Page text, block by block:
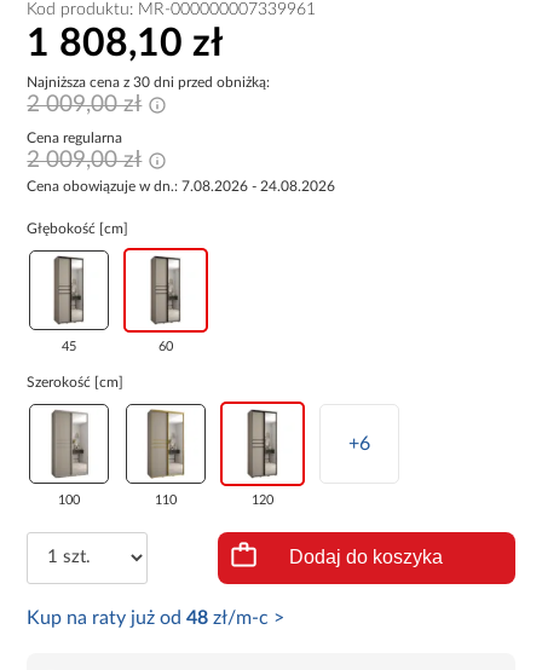
Kod produktu: MR-000000007339961
1 808,10 zł
Najniższa cena z 30 dni przed obniżką:
2 009,00 zł
Cena regularna
2 009,00 zł
Cena obowiązuje w dn.: 7.08.2026 - 24.08.2026
Głębokość [cm]
45 60
Szerokość [cm]
100 110 120
+6
Dodaj do koszyka
Kup na raty już od48 zł/m-c >